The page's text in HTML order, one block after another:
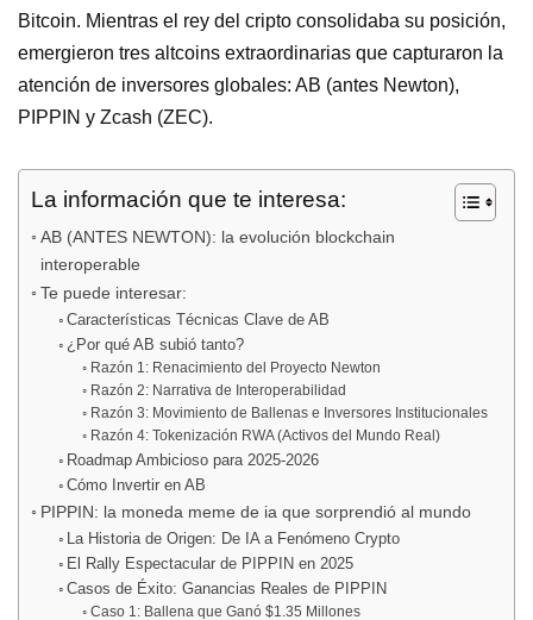
Bitcoin. Mientras el rey del cripto consolidaba su posición,
emergieron tres altcoins extraordinarias que capturaron la
atención de inversores globales: AB (antes Newton),
PIPPIN y Zcash (ZEC).
La información que te interesa:
AB (ANTES NEWTON): la evolución blockchain
interoperable
Te puede interesar:
Características Técnicas Clave de AB
¿Por qué AB subió tanto?
Razón 1: Renacimiento del Proyecto Newton
Razón 2: Narrativa de Interoperabilidad
Razón 3: Movimiento de Ballenas e Inversores Institucionales
Razón 4: Tokenización RWA (Activos del Mundo Real)
Roadmap Ambicioso para 2025-2026
Cómo Invertir en AB
PIPPIN: la moneda meme de ia que sorprendió al mundo
La Historia de Origen: De IA a Fenómeno Crypto
El Rally Espectacular de PIPPIN en 2025
Casos de Éxito: Ganancias Reales de PIPPIN
Caso 1: Ballena que Ganó $1.35 Millones